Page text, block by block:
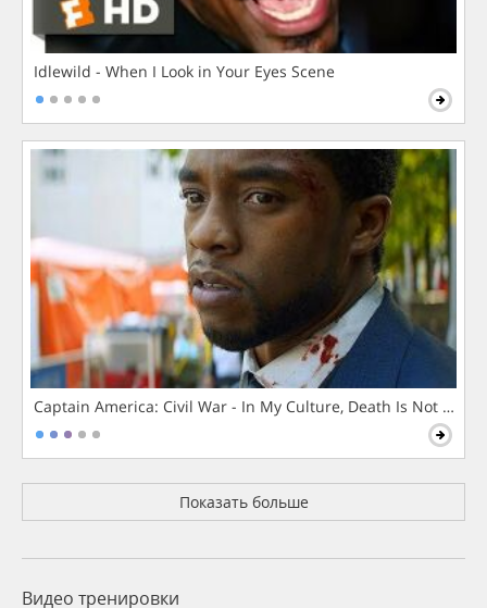
Idlewild - When I Look in Your Eyes Scene
Captain America: Civil War - In My Culture, Death Is Not The
Показать больше
Видео тренировки